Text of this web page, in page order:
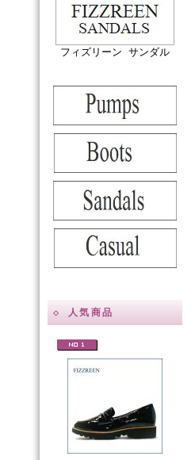
フィズリーン サンダル
◇ 人気商品